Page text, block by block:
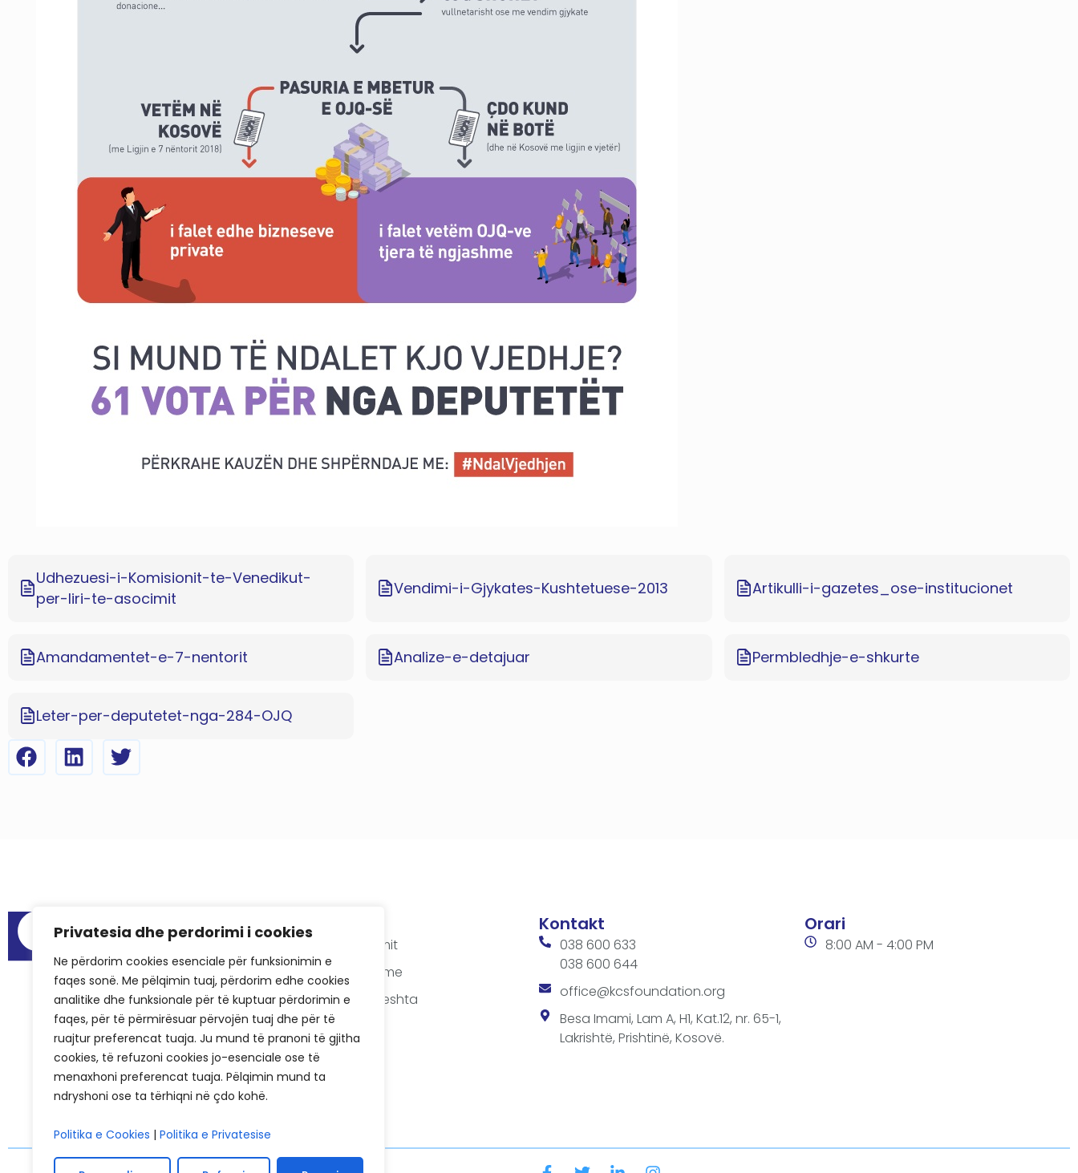
Privatesia dhe perdorimi i cookies
Ne përdorim cookies esenciale për funksionimin e
faqes sonë. Me pëlqimin tuaj, përdorim edhe cookies
analitike dhe funksionale për të kuptuar përdorimin e
faqes, për të përmirësuar përvojën tuaj dhe për të
ruajtur preferencat tuaja. Ju mund të pranoni të gjitha
cookies, të refuzoni cookies jo-esenciale ose të
menaxhoni preferencat tuaja. Pëlqimin mund ta
ndryshoni ose ta tërhiqni në çdo kohë.
Politika e Cookies | Politika e Privatesise
Udhezuesi-i-Komisionit-te-Venedikut-
per-liri-te-asocimit
Vendimi-i-Gjykates-Kushtetuese-2013 Artikulli-i-gazetes_ose-institucionet
Amandamentet-e-7-nentorit Analize-e-detajuar Permbledhje-e-shkurte
Leter-per-deputetet-nga-284-OJQ
Menu
Raportet e auditimit
Hapësirat për takime
Pyetjet më të shpeshta
Rastet e suksesit
KCSF në media
Historiku i KCSF-së
Kontakt
038 600 633
038 600 644
office@kcsfoundation.org
Besa Imami, Lam A, H1, Kat.12, nr. 65-1,
Lakrishtë, Prishtinë, Kosovë.
Orari
8:00 AM - 4:00 PM